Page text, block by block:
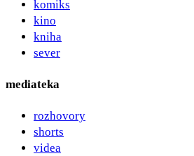
komiks
kino
kniha
sever
mediateka
rozhovory
shorts
videa